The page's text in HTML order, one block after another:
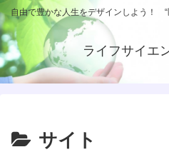
自由で豊かな人生をデザインしよう！
ライフサイエ
サイト